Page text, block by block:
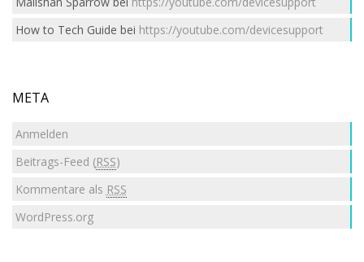
How to Tech Guide bei https://youtube.com/devicesupport
META
Anmelden
Beitrags-Feed (RSS)
Kommentare als RSS
WordPress.org